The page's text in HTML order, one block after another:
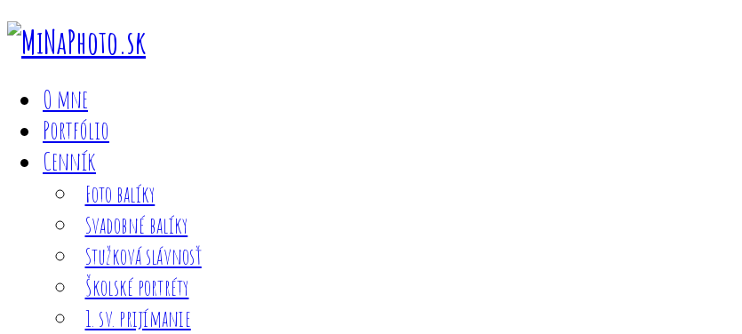
O mne
Portfólio
Cenník
Foto balíky
Svadobné balíky
Stužková slávnosť
Školské portréty
1. sv. prijímanie